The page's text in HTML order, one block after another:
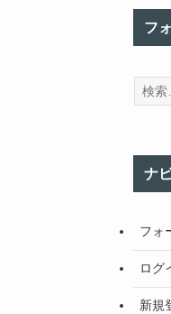
フ
ナ
フォ
ログ
新規